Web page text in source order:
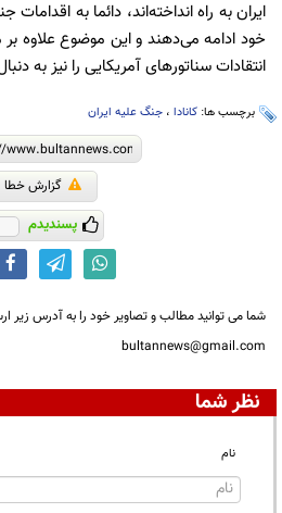
ایران به راه انداخته‌اند، دائما به اقدامات
خود ادامه می‌دهند و این موضوع علاوه
انتقادات سناتورهای آمریکایی را نیز به
برچسب ها: کانادا ، جنگ علیه ایران
گزارش خطا
پسندیدم
شما می توانید مطالب و تصاویر خود را به آدرس زیر
bultannews@gmail.com
نظر شما
نام